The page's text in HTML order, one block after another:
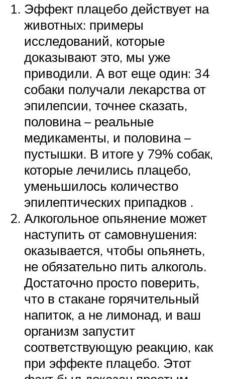
Эффект плацебо действует на
животных: примеры
исследований, которые
доказывают это, мы уже
приводили. А вот еще один: 34
собаки получали лекарства от
эпилепсии, точнее сказать,
половина – реальные
медикаменты, и половина –
пустышки. В итоге у 79% собак,
которые лечились плацебо,
уменьшилось количество
эпилептических припадков .
Алкогольное опьянение может
наступить от самовнушения:
оказывается, чтобы опьянеть,
не обязательно пить алкоголь.
Достаточно просто поверить,
что в стакане горячительный
напиток, а не лимонад, и ваш
организм запустит
соответствующую реакцию, как
при эффекте плацебо. Этот